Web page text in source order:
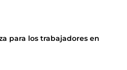
para los trabajadores en